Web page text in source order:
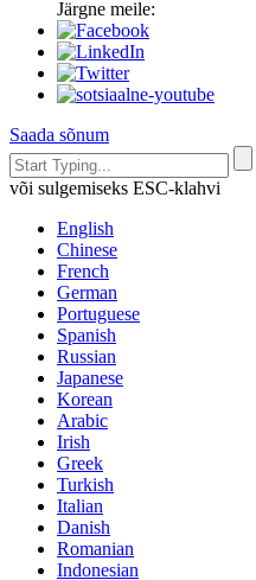
Järgne meile:
Saada sõnum
või sulgemiseks ESC-klahvi
English
Chinese
French
German
Portuguese
Spanish
Russian
Japanese
Korean
Arabic
Irish
Greek
Turkish
Italian
Danish
Romanian
Indonesian